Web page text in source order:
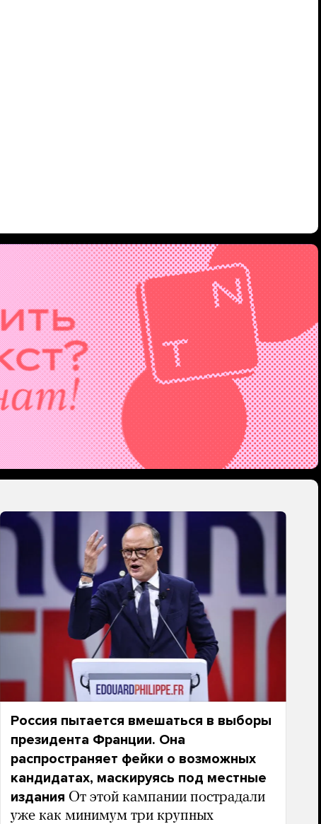
Россия пытается вмешаться в выборы
президента Франции. Она
распространяет фейки о возможных
кандидатах, маскируясь под местные
издания От этой кампании пострадали
уже как минимум три крупных